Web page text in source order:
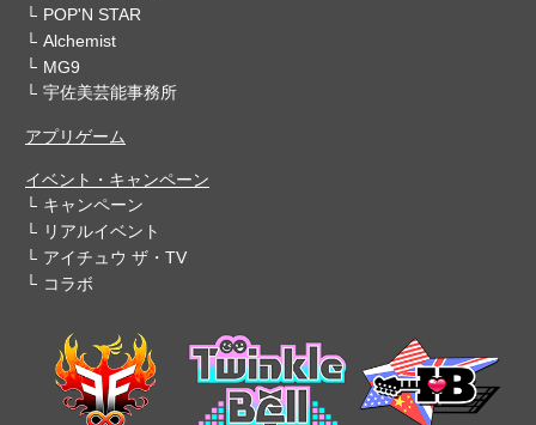
POP'N STAR
Alchemist
MG9
宇佐美芸能事務所
アプリゲーム
イベント・キャンペーン
キャンペーン
リアルイベント
アイチュウ ザ・TV
コラボ